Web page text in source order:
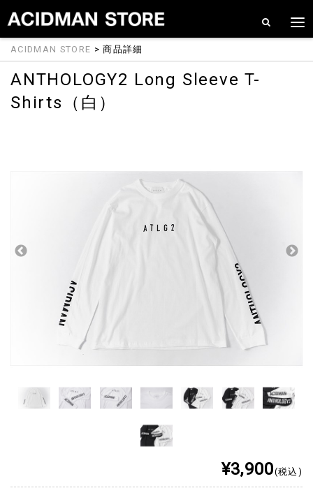
ACIDMAN STORE > 商品詳細
ANTHOLOGY2 Long Sleeve T-
Shirts（白）
¥3,900(税込)